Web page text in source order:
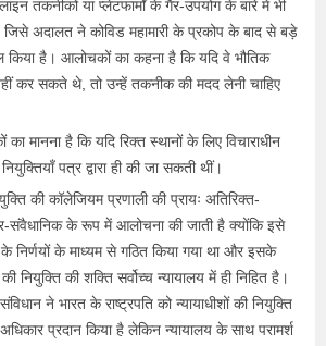
तकनीकों या प्लेटफार्मों के गैर-उपयोग के बारे में भी
अदालत ने कोविड महामारी के प्रकोप के बाद से बड़े
किया है। आलोचकों का कहना है कि यदि वे भौतिक
कर सकते थे, तो उन्हें तकनीक की मदद लेनी चाहिए
मानना है कि यदि रिक्त स्थानों के लिए विचाराधीन
नियुक्तियाँ पत्र द्वारा ही की जा सकती थीं।
की कॉलेजियम प्रणाली की प्रायः अतिरिक्त-
संवैधानिक के रूप में आलोचना की जाती है क्योंकि इसे
के निर्णयों के माध्यम से गठित किया गया था और इसके
की नियुक्ति की शक्ति सर्वोच्च न्यायालय में ही निहित है।
ने भारत के राष्ट्रपति को न्यायाधीशों की नियुक्ति
प्रदान किया है लेकिन न्यायालय के साथ परामर्श